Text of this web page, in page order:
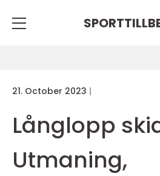
21. October 2023
Långlopp
Utmaning,